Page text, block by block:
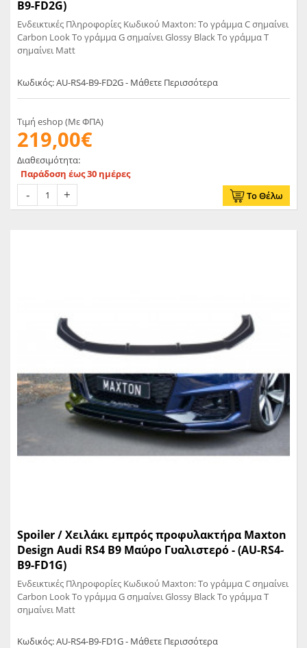
B9-FD2G)
Ενδεικτικές Πληροφορίες Κωδικού Maxton: Το γράμμα C σημαίνει
Carbon Look Το γράμμα G σημαίνει Glossy Black Το γράμμα T
σημαίνει Matt
Κωδικός: AU-RS4-B9-FD2G - Μάθετε Περισσότερα
Τιμή eshop (Με ΦΠΑ)
219,00€
Διαθεσιμότητα:
Παράδοση έως 30 ημέρες
Το Θέλω
Spoiler / Χειλάκι εμπρός προφυλακτήρα Maxton
Design Audi RS4 B9 Μαύρο Γυαλιστερό - (AU-RS4-
B9-FD1G)
Ενδεικτικές Πληροφορίες Κωδικού Maxton: Το γράμμα C σημαίνει
Carbon Look Το γράμμα G σημαίνει Glossy Black Το γράμμα T
σημαίνει Matt
Κωδικός: AU-RS4-B9-FD1G - Μάθετε Περισσότερα